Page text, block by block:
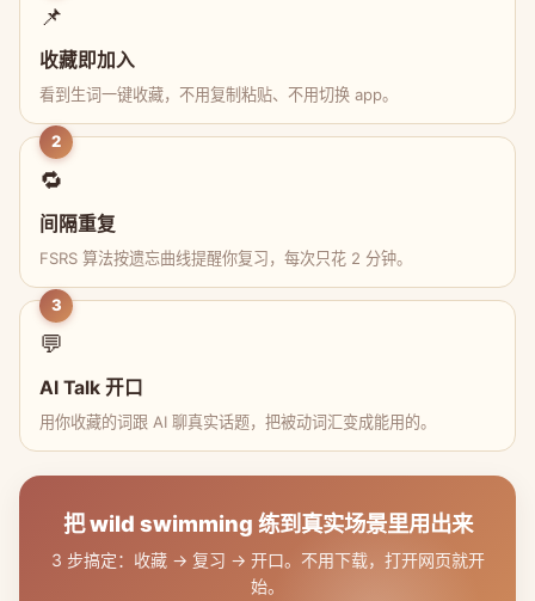
📌
收藏即加入
看到生词一键收藏，不用复制粘贴、不用切换 app。
2
🔁
间隔重复
FSRS 算法按遗忘曲线提醒你复习，每次只花 2 分钟。
3
💬
AI Talk 开口
用你收藏的词跟 AI 聊真实话题，把被动词汇变成能用的。
把 wild swimming 练到真实场景里用出来
3 步搞定：收藏 → 复习 → 开口。不用下载，打开网页就开
始。